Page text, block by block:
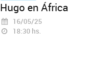
Hugo en África
16/05/25
18:30 hs.